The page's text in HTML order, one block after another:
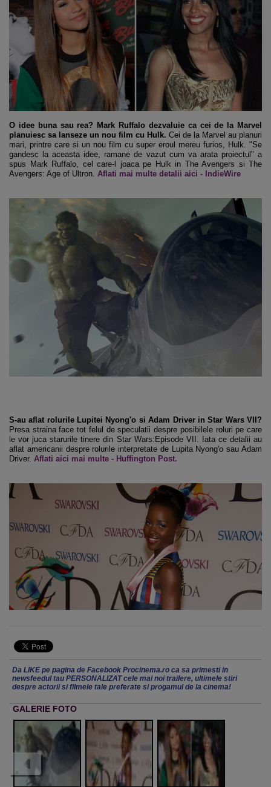
O idee buna sau rea? Mark Ruffalo dezvaluie ca cei de la Marvel
planuiesc sa lanseze un nou film cu Hulk. Cei de la Marvel au planuri
mari, printre care si un nou film cu super eroul mereu furios, Hulk. "Se
gandesc la aceasta idee, ramane de vazut cum va arata proiectul" a
spus Mark Ruffalo, cel care-l joaca pe Hulk in The Avengers si The
Avengers: Age of Ultron. Aflati mai multe detalii aici - IndieWire
S-au aflat rolurile Lupitei Nyong'o si Adam Driver in Star Wars VII?
Presa straina face tot felul de speculatii despre posibilele roluri pe care
le vor juca starurile tinere din Star Wars:Episode VII. Iata ce detalii au
aflat americanii despre rolurile interpretate de Lupita Nyong'o sau Adam
Driver. Aflati aici mai multe - Huffington Post.
Da LIKE pe pagina de Facebook Procinema.ro ca sa primesti in
newsfeedul tau PERSONALIZAT cele mai noi trailere, ultimele stiri
despre actorii si filmele tale preferate si progamul de la cinema!
GALERIE FOTO